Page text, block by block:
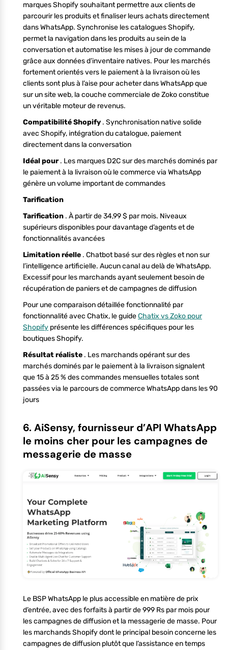
marques Shopify souhaitant permettre aux clients de
parcourir les produits et finaliser leurs achats directement
dans WhatsApp. Synchronise les catalogues Shopify,
permet la navigation dans les produits au sein de la
conversation et automatise les mises à jour de commande
grâce aux données d’inventaire natives. Pour les marchés
fortement orientés vers le paiement à la livraison où les
clients sont plus à l’aise pour acheter dans WhatsApp que
sur un site web, la couche commerciale de Zoko constitue
un véritable moteur de revenus.
Compatibilité Shopify . Synchronisation native solide
avec Shopify, intégration du catalogue, paiement
directement dans la conversation
Idéal pour. Les marques D2C sur des marchés dominés par
le paiement à la livraison où le commerce via WhatsApp
génère un volume important de commandes
Tarification
Tarification . À partir de 34,99 $ par mois. Niveaux
supérieurs disponibles pour davantage d’agents et de
fonctionnalités avancées
Limitation réelle . Chatbot basé sur des règles et non sur
l’intelligence artificielle. Aucun canal au delà de WhatsApp.
Excessif pour les marchands ayant seulement besoin de
récupération de paniers et de campagnes de diffusion
Pour une comparaison détaillée fonctionnalité par
fonctionnalité avec Chatix, le guideChatix vs Zoko pour
Shopify présente les différences spécifiques pour les
boutiques Shopify.
Résultat réaliste . Les marchands opérant sur des
marchés dominés par le paiement à la livraison signalent
que 15 à 25 % des commandes mensuelles totales sont
passées via le parcours de commerce WhatsApp dans les 90
jours
6. AiSensy, fournisseur d’API WhatsApp
le moins cher pour les campagnes de
messagerie de masse
Le BSP WhatsApp le plus accessible en matière de prix
d’entrée, avec des forfaits à partir de 999 Rs par mois pour
les campagnes de diffusion et la messagerie de masse. Pour
les marchands Shopify dont le principal besoin concerne les
campagnes de diffusion plutôt que l’assistance en temps